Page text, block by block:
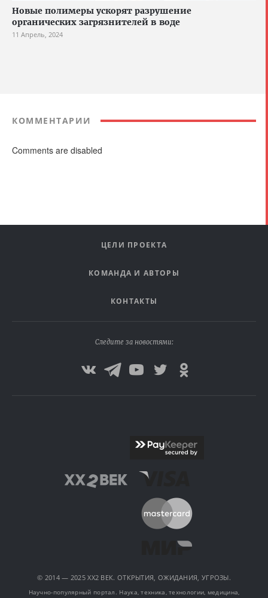
Новые полимеры ускорят разрушение
органических загрязнителей в воде
11 Апрель, 2024
КОММЕНТАРИИ
Comments are disabled
ЦЕЛИ ПРОЕКТА
КОМАНДА И АВТОРЫ
КОНТАКТЫ
Следите за новостями:
© 2014 — 2025 XX2 ВЕК. ОТКРЫТИЯ, ОЖИДАНИЯ, УГРОЗЫ.
Научно-популярный портал. Наука, техника, технологии, медицина,